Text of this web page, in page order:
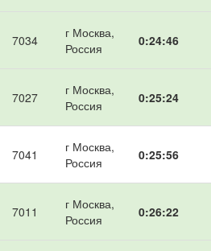
7034
г Москва,
Россия
0:24:46
7027
г Москва,
Россия
0:25:24
7041
г Москва,
Россия
0:25:56
7011
г Москва,
Россия
0:26:22